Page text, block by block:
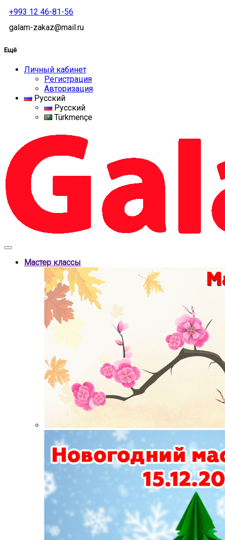
+993 12 46-81-56
galam-zakaz@mail.ru
Ещё
Личный кабинет
Регистрация
Авторизация
Русский
Русский
Türkmençe
Мастер классы